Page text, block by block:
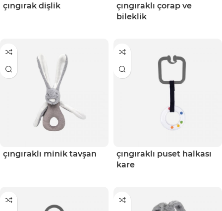
çıngırak dişlik
çıngıraklı çorap ve
bileklik
çıngıraklı minik tavşan
çıngıraklı puset halkası
kare